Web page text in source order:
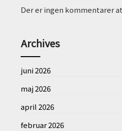
Der er ingen kommentarer
Archives
juni 2026
maj 2026
april 2026
februar 2026